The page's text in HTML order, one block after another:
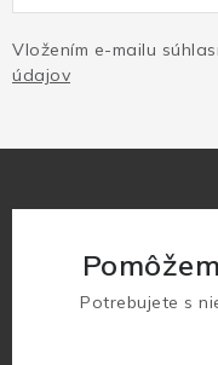
Vložením e-mailu
údajov
Potrebujete s